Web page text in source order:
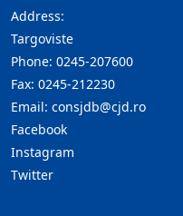
Address:
Targoviste
Phone: 0245-207600
Fax: 0245-212230
Email: consjdb@cjd.ro
Facebook
Instagram
Twitter